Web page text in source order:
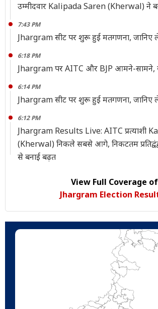
उम्मीदवार Kalipada Saren (Kherwal) ने
7:43 PM
Jhargram सीट पर शुरू हुई मतगणना, जानिए
6:18 PM
Jhargram पर AITC और BJP आमने-सामने,
6:14 PM
Jhargram सीट पर शुरू हुई मतगणना, जानिए
6:12 PM
Jhargram Results Live: AITC प्रत्याशी
(Kherwal) निकले सबसे आगे, निकटतम
से बनाई बढ़त
View Full Coverage of
Jhargram Election